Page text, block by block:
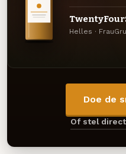
Helles ·
Doe de
Of stel